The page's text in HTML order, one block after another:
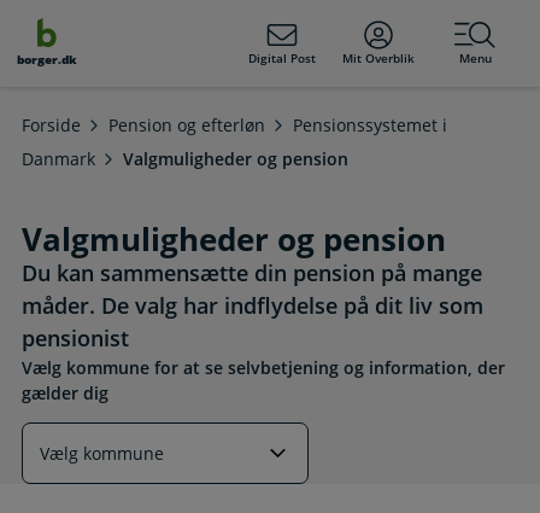
borger.dk Digital Post Mit Overblik Menu
Forside Pension og efterløn
Pensionssystemet i
Danmark
Valgmuligheder og pension
Valgmuligheder og pension
Du kan sammensætte din pension på mange
måder. De valg har indflydelse på dit liv som
pensionist
Vælg kommune for at se selvbetjening og information, der
gælder dig